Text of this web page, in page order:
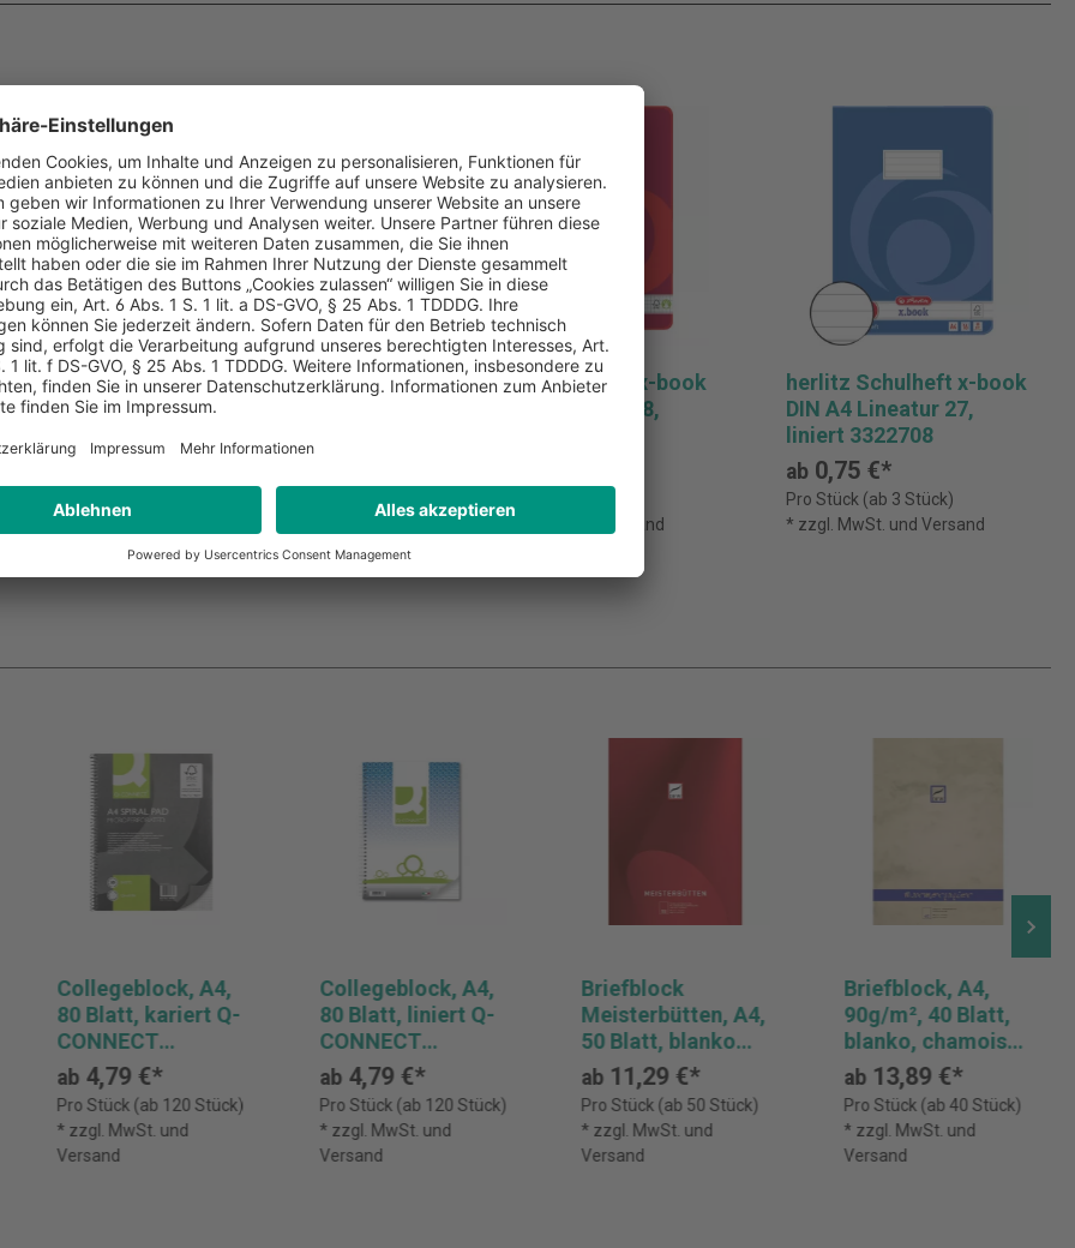
book
herlitz Schulheft x-book
DIN A4, Lineatur 26,
herlitz Schulheft x-book
DIN A4, Lineatur 28,
Pro Stück (ab 3 Stück)
* zzgl. MwSt. und Versand
herlitz Schulheft x-book
DIN A4 Lineatur 27,
liniert 3322708
ab 0,75 €*
Pro Stück (ab 3 Stück)
* zzgl. MwSt. und Versand
Collegeblock, A4,
80 Blatt, kariert Q-
CONNECT
KF01981
ab 4,79 €*
Pro Stück (ab 120 Stück)
* zzgl. MwSt. und
Versand
Collegeblock, A4,
80 Blatt, liniert Q-
CONNECT
KF01983
ab4,79 €*
Pro Stück (ab 120 Stück)
* zzgl. MwSt. und
Versand
Briefblock
Meisterbütten, A4,
50 Blatt, blanko
DFW 840100
ab 11,29 €*
Pro Stück (ab 50 Stück)
* zzgl. MwSt. und
Versand
Briefblock, A4,
90g/m², 40 Blatt,
blanko, chamois
marmor DFW
880100
ab 13,89 €*
Pro Stück (ab 40 Stück)
* zzgl. MwSt. und
Versand